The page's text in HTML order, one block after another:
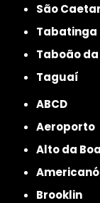
São
Tabatinga
Taboão
Taguaí
ABCD
Aeroporto
Alto da
Brooklin